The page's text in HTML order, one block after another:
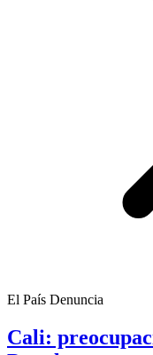
El País Denuncia
Cali: